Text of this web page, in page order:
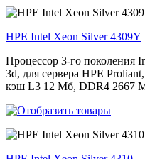
HPE Intel Xeon Silver 4309Y
Процессор 3-го поколения
3d, для сервера HPE
кэш L3 12 Мб, DDR4 2667